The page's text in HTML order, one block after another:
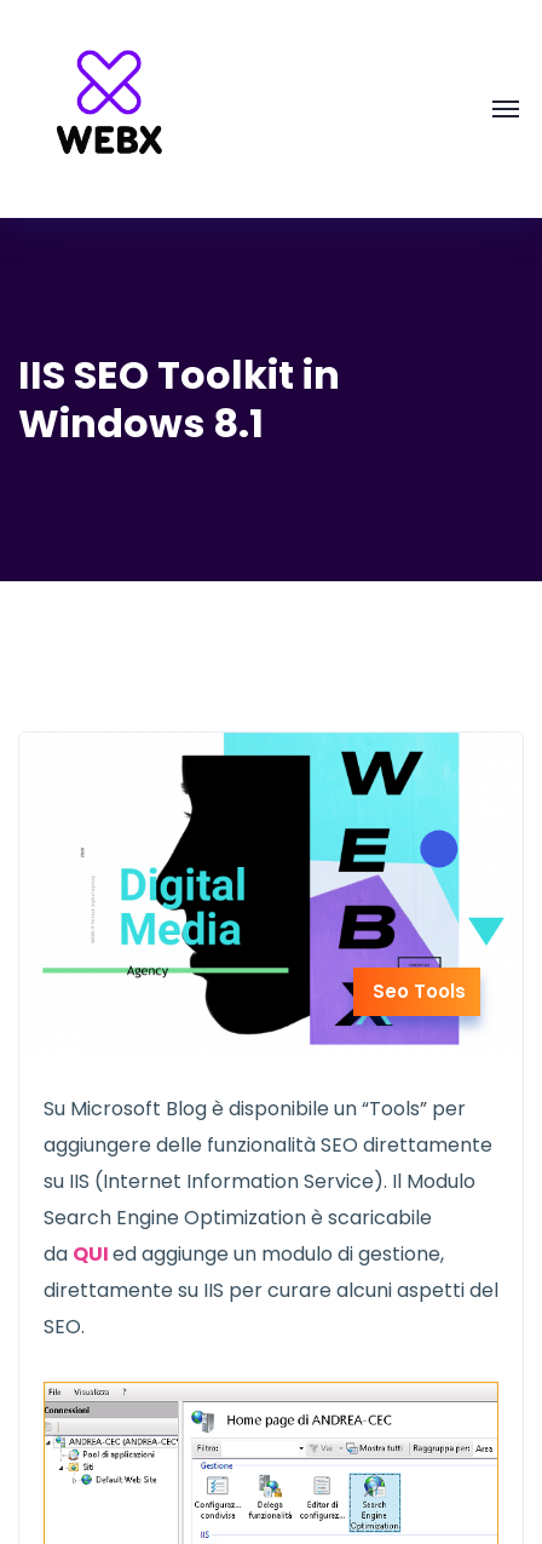
IIS SEO Toolkit in
Windows 8.1
Seo Tools
Su Microsoft Blog è disponibile un “Tools” per
aggiungere delle funzionalità SEO direttamente
su IIS (Internet Information Service). Il Modulo
Search Engine Optimization è scaricabile
da QUIed aggiunge un modulo di gestione,
direttamente su IIS per curare alcuni aspetti del
SEO.